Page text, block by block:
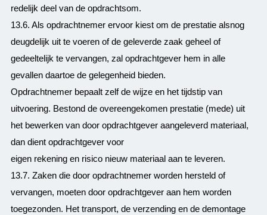
redelijk deel van de opdrachtsom.
13.6. Als opdrachtnemer ervoor kiest om de prestatie alsnog
deugdelijk uit te voeren of de geleverde zaak geheel of
gedeeltelijk te vervangen, zal opdrachtgever hem in alle
gevallen daartoe de gelegenheid bieden.
Opdrachtnemer bepaalt zelf de wijze en het tijdstip van
uitvoering. Bestond de overeengekomen prestatie (mede) uit
het bewerken van door opdrachtgever aangeleverd materiaal,
dan dient opdrachtgever voor
eigen rekening en risico nieuw materiaal aan te leveren.
13.7. Zaken die door opdrachtnemer worden hersteld of
vervangen, moeten door opdrachtgever aan hem worden
toegezonden. Het transport, de verzending en de demontage